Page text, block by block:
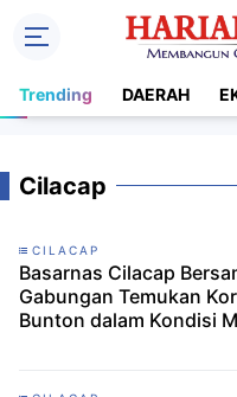
Trending DAERAH
Cilacap
CILACAP
Basarnas Cilacap
Gabungan Temukan
Bunton dalam Kondisi